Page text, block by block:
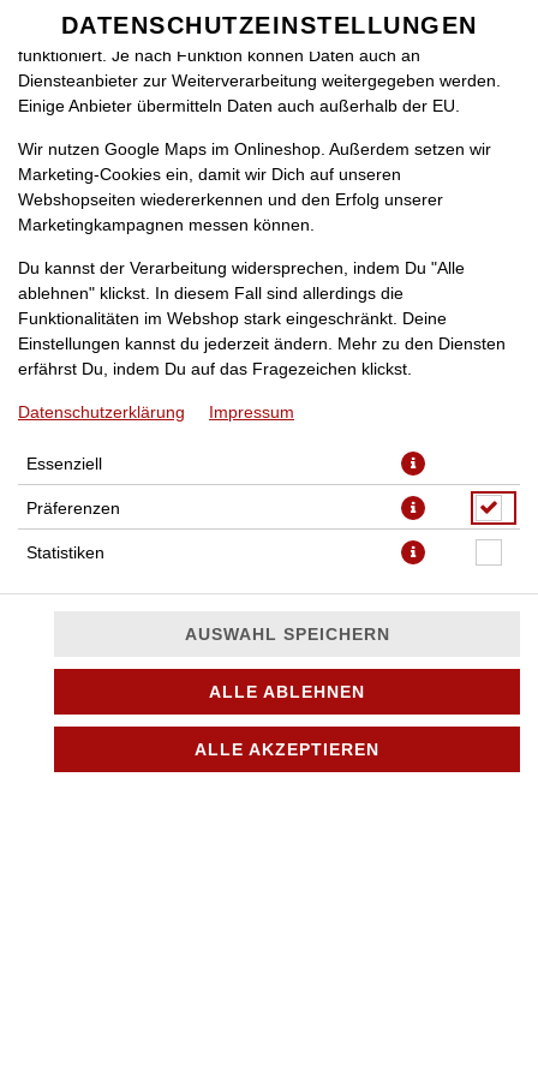
DE
SPRACHE ÄNDERN
CROQUE 27CM 9€
JETZT BESTELLEN
DATENSCHUTZEINSTELLUNGEN
benötigt, damit bei Deinem Besuch unseres Webshops auch alles
funktioniert. Je nach Funktion können Daten auch an
Diensteanbieter zur Weiterverarbeitung weitergegeben werden.
Einige Anbieter übermitteln Daten auch außerhalb der EU.
Wir nutzen Google Maps im Onlineshop. Außerdem setzen wir
Marketing-Cookies ein, damit wir Dich auf unseren
Webshopseiten wiedererkennen und den Erfolg unserer
Marketingkampagnen messen können.
Du kannst der Verarbeitung widersprechen, indem Du "Alle
ablehnen" klickst. In diesem Fall sind allerdings die
Funktionalitäten im Webshop stark eingeschränkt. Deine
Einstellungen kannst du jederzeit ändern. Mehr zu den Diensten
erfährst Du, indem Du auf das Fragezeichen klickst.
Datenschutzerklärung Impressum
Essenziell
Präferenzen
Statistiken
AUSWAHL SPEICHERN
ALLE ABLEHNEN
ALLE AKZEPTIEREN